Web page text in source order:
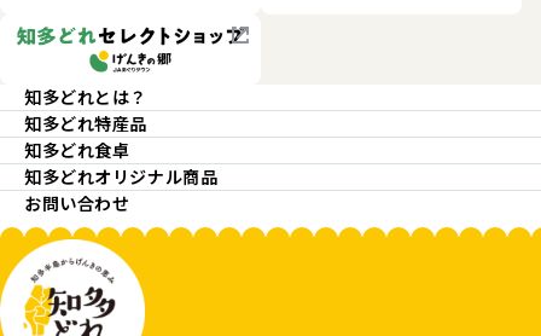
知多どれとは？
知多どれ特産品
知多どれ食卓
知多どれオリジナル商品
お問い合わせ